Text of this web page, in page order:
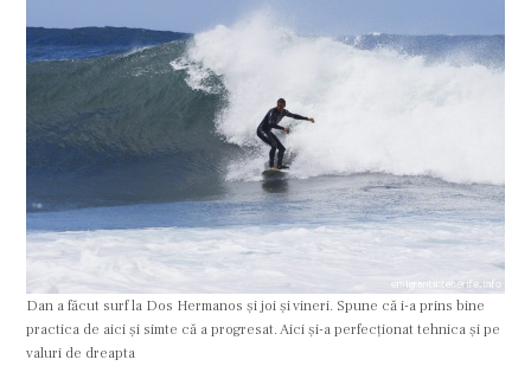
Dan a făcut surf la Dos Hermanos şi joi şi vineri. Spune că i-a prins bine
practica de aici şi simte că a progresat. Aici şi-a perfecţionat tehnica şi pe
valuri de dreapta